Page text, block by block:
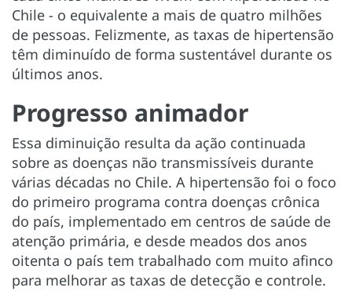
Chile - o equivalente a mais de quatro milhões
de pessoas. Felizmente, as taxas de hipertensão
têm diminuído de forma sustentável durante os
últimos anos.
Progresso animador
Essa diminuição resulta da ação continuada
sobre as doenças não transmissíveis durante
várias décadas no Chile. A hipertensão foi o foco
do primeiro programa contra doenças crônica
do país, implementado em centros de saúde de
atenção primária, e desde meados dos anos
oitenta o país tem trabalhado com muito afinco
para melhorar as taxas de detecção e controle.